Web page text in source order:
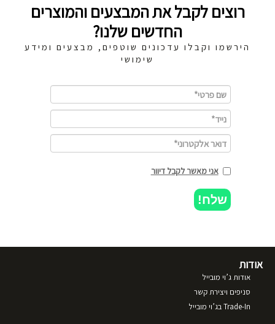
רוצים לקבל את המבצעים והמוצרים
החדשים שלנו?
הירשמו וקבלו עדכונים שוטפים, מבצעים ומידע
שימושי
אני מאשר לקבל דיוור
שלח!
אודות
אודות ג’וי מובייל
סניפים ויצירת קשר
Trade-In בג’וי מובייל